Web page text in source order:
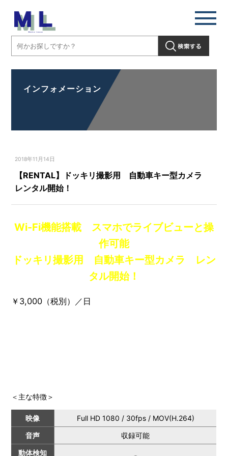
インフォメーション
2018年11月14日
【RENTAL】ドッキリ撮影用 自動車キー型カメラ
レンタル開始！
Wi-Fi機能搭載 スマホでライブビューと操
作可能
ドッキリ撮影用 自動車キー型カメラ レン
タル開始！
￥3,000（税別）／日
＜主な特徴＞
映像
Full HD 1080 / 30fps / MOV(H.264)
音声
収録可能
動体検知